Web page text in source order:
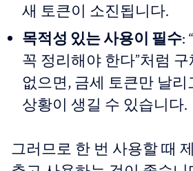
새 토큰이 소진됩니다.
목적성 있는 사용이 필수:
꼭 정리해야 한다”처럼
없으면, 금세 토큰만 날
상황이 생길 수 있습니다.
그러므로 한 번 사용할 때